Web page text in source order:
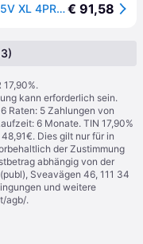
Nexen N blue HD Plus ( 205/55 R17 95V XL 4PR ) - schwarz€ 91,58
(13)
17,90%.
kann erforderlich sein.
Raten: 5 Zahlungen von
6 Monate. TIN 17,90%
Dies gilt nur für in
der Zustimmung
abhängig von der
Sveavägen 46, 111 34
und weitere
agb/.